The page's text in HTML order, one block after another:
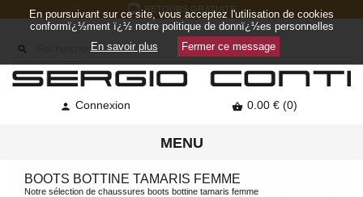
RETOURS GRATUITS

 Connexion  0.00 € (0)
MENU
BOOTS BOTTINE TAMARIS FEMME
Notre sélection de chaussures boots bottine tamaris femme
En poursuivant sur ce site, vous acceptez l'utilisation de cookies
conformï¿½ment ï¿½ notre politique de donnï¿½es personnelles
En savoir plus
Fermer ce message